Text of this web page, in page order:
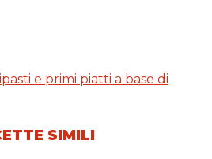
e primi piatti a base di
SIMILI